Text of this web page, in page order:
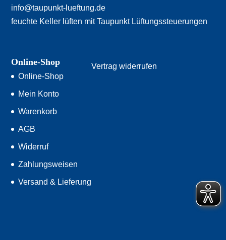
info@taupunkt-lueftung.de
feuchte Keller lüften mit Taupunkt Lüftungssteuerungen
Online-Shop
Online-Shop
Mein Konto
Warenkorb
AGB
Widerruf
Zahlungsweisen
Versand & Lieferung
Vertrag widerrufen